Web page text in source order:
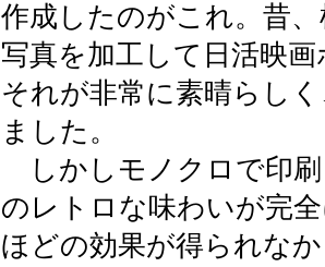
作成したのがこれ。昔
写真を加工して日活映
それが非常に素晴らし
ました。
しかしモノクロで印
のレトロな味わいが完
ほどの効果が得られな